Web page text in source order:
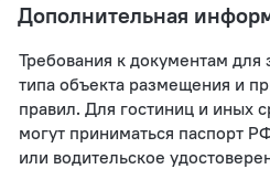
Дополнительная
Требования к документам для заселения зависят от
типа объекта размещения и
правил. Для гостиниц и иных
могут приниматься паспорт
или водительское